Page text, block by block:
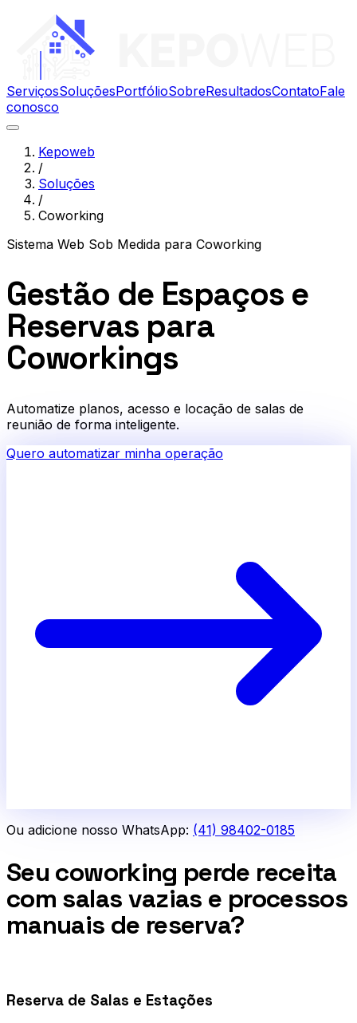
ServiçosSoluçõesPortfólioSobreResultadosContatoFale
conosco
Kepoweb
/
Soluções
/
Coworking
Sistema Web Sob Medida para Coworking
Gestão de Espaços e
Reservas para
Coworkings
Automatize planos, acesso e locação de salas de
reunião de forma inteligente.
Quero automatizar minha operação
Ou adicione nosso WhatsApp: (41) 98402-0185
Seu coworking perde receita
com salas vazias e processos
manuais de reserva?
Reserva de Salas e Estações